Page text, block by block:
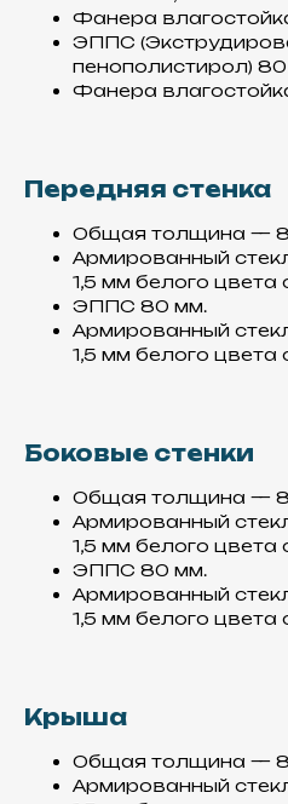
Фанера
ЭППС
пенополистирол)
Фанера
Передняя стенка
Общая толщина —
Армированный
1,5 мм белого цвета
ЭППС 80 мм.
Армированный
1,5 мм белого цвета
Боковые стенки
Общая толщина —
Армированный
1,5 мм белого цвета
ЭППС 80 мм.
Армированный
1,5 мм белого цвета
Крыша
Общая толщина —
Армированный